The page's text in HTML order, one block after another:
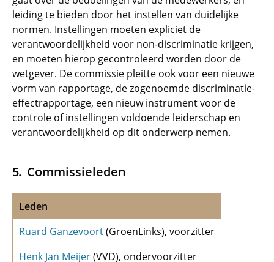
leiding te bieden door het instellen van duidelijke
normen. Instellingen moeten expliciet de
verantwoordelijkheid voor non-discriminatie krijgen,
en moeten hierop gecontroleerd worden door de
wetgever. De commissie pleitte ook voor een nieuwe
vorm van rapportage, de zogenoemde discriminatie-
effectrapportage, een nieuw instrument voor de
controle of instellingen voldoende leiderschap en
verantwoordelijkheid op dit onderwerp nemen.
Commissieleden
Leden
Ruard Ganzevoort(GroenLinks), voorzitter
Henk Jan Meijer(VVD), ondervoorzitter